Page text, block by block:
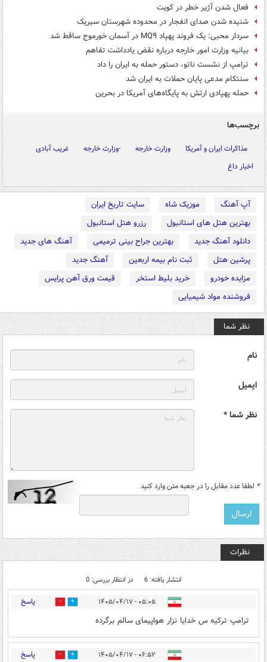
فعال شدن آژیر خطر در کویت
شنیده شدن صدای انفجار در محدوده شهرستان سیریک
سردار محبی: یک فروند پهپاد MQ۹ در آسمان خورموج ساقط شد
بیانیه وزارت امور خارجه درباره نقض یادداشت تفاهم
ترامپ از نشست ناتو، دستور حمله به ایران را داد
سنتکام مدعی پایان حملات به ایران شد
حمله پهپادی ارتش به پایگاه‌های آمریکا در بحرین
برچسب‌ها
مذاکرات ایران و آمریکا وزارت خارجه -وزارت خارجه
غریب آبادی
اخبار داغ
آپ آهنگ موزیک شاه
سایت تاریخ ایران
بهترین هتل های استانبول
رزرو هتل استانبول
دانلود آهنگ جدید
بهترین جراح بینی ترمیمی
آهنگ های جدید
پرشین هتل
ثبت نام بیمه اربعین
آهنگ جدید
مزایده خودرو
خرید بلیط استخر
قیمت ورق آهن پرایس
فروشنده مواد شیمیایی
نظر شما
نام
ایمیل
نظر شما *
* لطفا عدد مقابل را در جعبه متن وارد کنید
نظرات
انتشار یافته: 6 در انتظار بررسی: 0
۰۵:۰۵ - ۱۴۰۵/۰۴/۱۷ 0 پاسخ
ترامپ ترکیه س خدایا نزار هواپیمای سالم برگرده
۰۶:۵۲ - ۱۴۰۵/۰۴/۱۷ 0 پاسخ